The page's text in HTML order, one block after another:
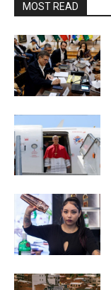
MOST READ